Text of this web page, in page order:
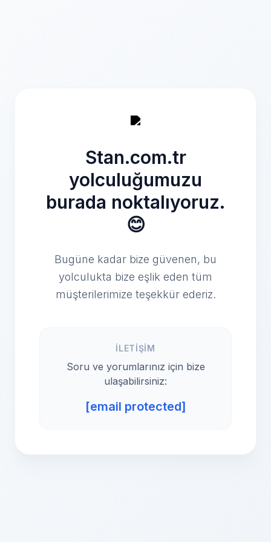
Stan.com.tr
yolculuğumuzu
burada noktalıyoruz.
😊
Bugüne kadar bize güvenen, bu
yolculukta bize eşlik eden tüm
müşterilerimize teşekkür ederiz.
İLETIŞIM
Soru ve yorumlarınız için bize
ulaşabilirsiniz:
[email protected]